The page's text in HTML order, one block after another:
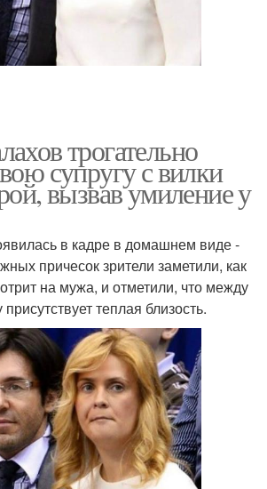
трогательно
супругу с вилки
вызвав умиление у
в кадре в домашнем виде -
причесок зрители заметили, как
на мужа, и отметили, что между
теплая близость.